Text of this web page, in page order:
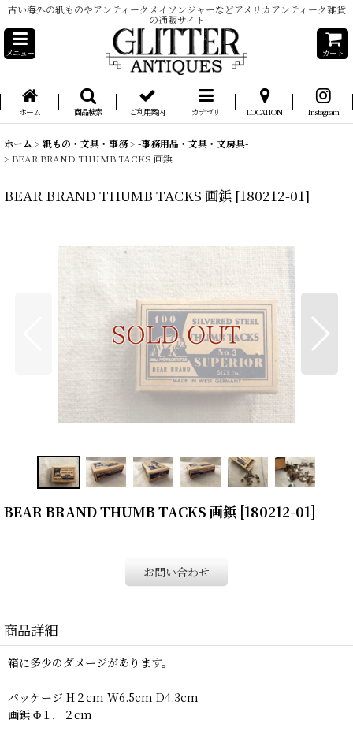
古い海外の紙ものやアンティークメイソンジャーなどアメリカアンティーク雑貨
の通販サイト
メニュー カート
ホーム 商品検索 ご利用案内 カテゴリ LOCATION Instagram
ホーム > 紙もの・文具・事務> -事務用品・文具・文房具-
> BEAR BRAND THUMB TACKS 画鋲
BEAR BRAND THUMB TACKS 画鋲 [180212-01]
BEAR BRAND THUMB TACKS 画鋲 [180212-01]
お問い合わせ
商品詳細
箱に多少のダメージがあります。
パッケージ H２cm W6.5cm D4.3cm
画鋲 Φ１．２cm